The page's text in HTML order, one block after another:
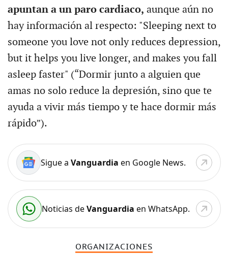
apuntan a un paro cardiaco, aunque aún no
hay información al respecto: "Sleeping next to
someone you love not only reduces depression,
but it helps you live longer, and makes you fall
asleep faster" (“Dormir junto a alguien que
amas no solo reduce la depresión, sino que te
ayuda a vivir más tiempo y te hace dormir más
rápido”).
Sigue a Vanguardia en Google News.
Noticias deVanguardia en WhatsApp.
ORGANIZACIONES